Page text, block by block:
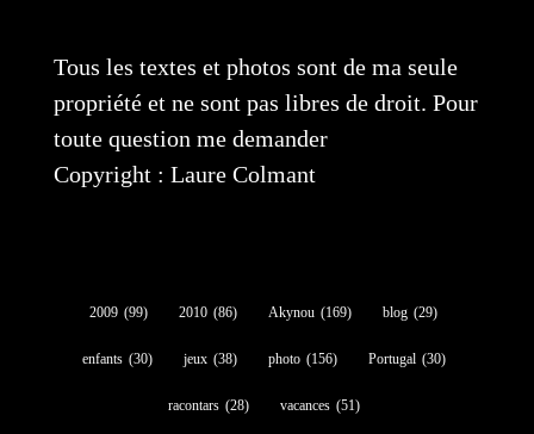
Tous les textes et photos sont de ma seule
propriété et ne sont pas libres de droit. Pour
toute question me demander
Copyright : Laure Colmant
2009 (99) 2010 (86) Akynou (169) blog (29)
enfants (30) jeux (38) photo (156) Portugal (30)
racontars (28) vacances (51)